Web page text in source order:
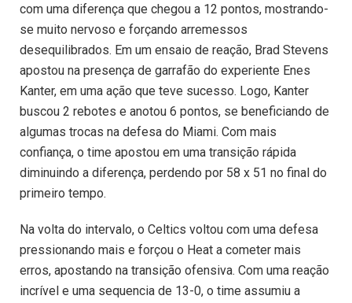
com uma diferença que chegou a 12 pontos, mostrando-
se muito nervoso e forçando arremessos
desequilibrados. Em um ensaio de reação, Brad Stevens
apostou na presença de garrafão do experiente Enes
Kanter, em uma ação que teve sucesso. Logo, Kanter
buscou 2 rebotes e anotou 6 pontos, se beneficiando de
algumas trocas na defesa do Miami. Com mais
confiança, o time apostou em uma transição rápida
diminuindo a diferença, perdendo por 58 x 51 no final do
primeiro tempo.
Na volta do intervalo, o Celtics voltou com uma defesa
pressionando mais e forçou o Heat a cometer mais
erros, apostando na transição ofensiva. Com uma reação
incrível e uma sequencia de 13-0, o time assumiu a